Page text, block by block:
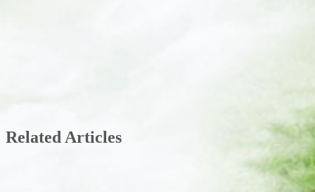
Related Articles